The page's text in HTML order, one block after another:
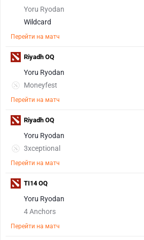
Yoru Ryodan
Wildcard
Перейти на матч
Yoru Ryodan
Moneyfest
Перейти на матч
Riyadh OQ
Yoru Ryodan
3xceptional
Перейти на матч
Riyadh OQ
Yoru Ryodan
4 Anchors
Перейти на матч
TI14 OQ